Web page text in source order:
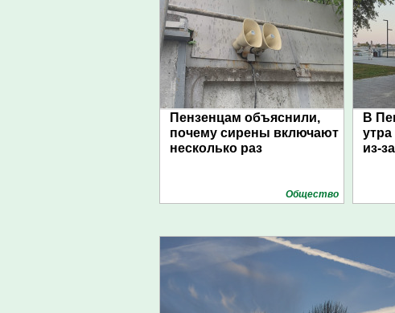
Пензенцам объяснили,
почему сирены включают
несколько раз
Общество
В
из-